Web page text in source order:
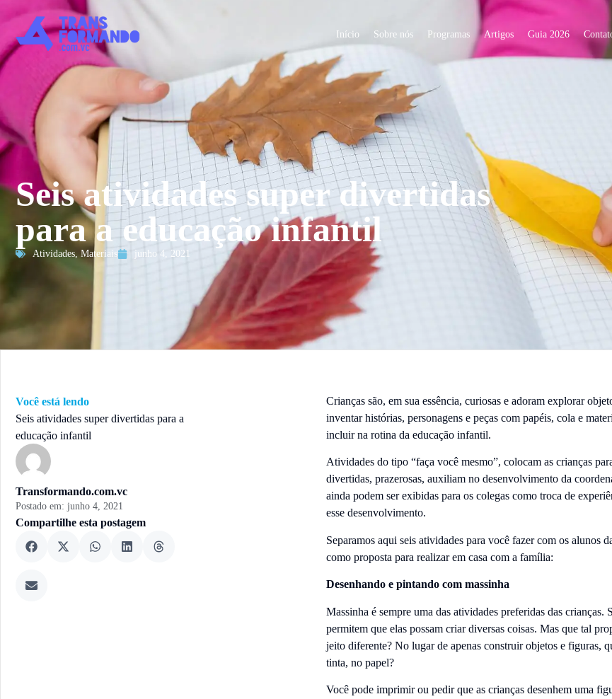
Início Sobre nós Programas Artigos Guia 2026
Seis atividades super divertidas
para a educação infantil
Atividades, Materiais junho 4, 2021
Você está lendo
Seis atividades super divertidas para a
educação infantil
Transformando.com.vc
Postado em: junho 4, 2021
Compartilhe esta postagem
Crianças são, em sua essência, curiosas e adoram explorar
inventar histórias, personagens e peças com papéis, cola e
incluir na rotina da educação infantil.
Atividades do tipo “faça você mesmo”, colocam as crianças
divertidas, prazerosas, auxiliam no desenvolvimento da
ainda podem ser exibidas para os colegas como troca de
esse desenvolvimento.
Separamos aqui seis atividades para você fazer com os alunos
como proposta para realizar em casa com a família:
Desenhando e pintando com massinha
Massinha é sempre uma das atividades preferidas das crianças.
permitem que elas possam criar diversas coisas. Mas que tal
jeito diferente? No lugar de apenas construir objetos e figuras,
tinta, no papel?
Você pode imprimir ou pedir que as crianças desenhem uma